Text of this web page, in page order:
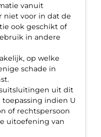
vanuit
niet voor in dat de
ook geschikt of
in andere
op welke
schade in
uit dit
indien U
of rechtspersoon
uitoefening van